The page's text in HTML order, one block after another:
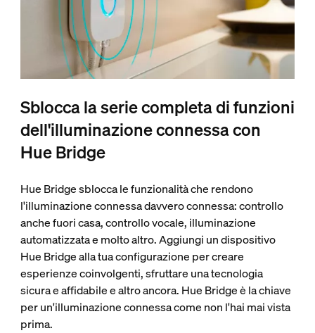
Sblocca la serie completa di funzioni
dell'illuminazione connessa con
Hue Bridge
Hue Bridge sblocca le funzionalità che rendono
l'illuminazione connessa davvero connessa: controllo
anche fuori casa, controllo vocale, illuminazione
automatizzata e molto altro. Aggiungi un dispositivo
Hue Bridge alla tua configurazione per creare
esperienze coinvolgenti, sfruttare una tecnologia
sicura e affidabile e altro ancora. Hue Bridge è la chiave
per un'illuminazione connessa come non l'hai mai vista
prima.